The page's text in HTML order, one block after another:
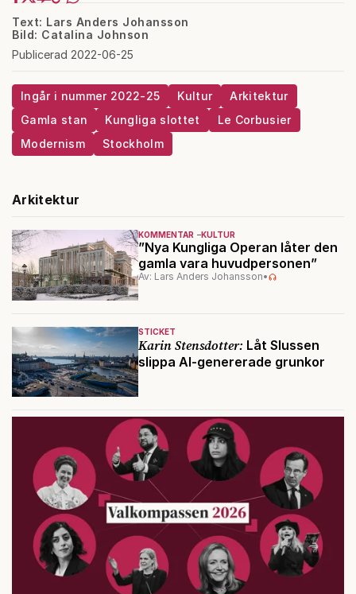
Text: Lars Anders Johansson
Bild: Catalina Johnson
Publicerad 2022-06-25
Ingår i nummer 2022-25 Kultur
Arkitektur
Gamla stan
Kungliga slottet
Le Corbusier
Modernism
Stockholm
Arkitektur
KOMMENTAR KULTUR
”Nya Kungliga Operan låter den
gamla vara huvudpersonen”
Av: Lars Anders Johansson•
STICKET
Karin Stensdotter: Låt Slussen
slippa AI-genererade grunkor